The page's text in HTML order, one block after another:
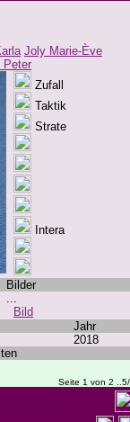
Joly Marie-Ève
Peter
Zufall
Taktik
Strate
Intera
Bilder
...
Bild
Jahr
2018
Seite 1 von 2